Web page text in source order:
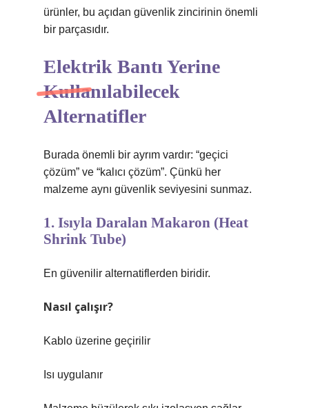
ürünler, bu açıdan güvenlik zincirinin önemli
bir parçasıdır.
Elektrik Bantı Yerine
Kullanılabilecek
Alternatifler
Burada önemli bir ayrım vardır: “geçici
çözüm” ve “kalıcı çözüm”. Çünkü her
malzeme aynı güvenlik seviyesini sunmaz.
1. Isıyla Daralan Makaron (Heat
Shrink Tube)
En güvenilir alternatiflerden biridir.
Nasıl çalışır?
Kablo üzerine geçirilir
Isı uygulanır